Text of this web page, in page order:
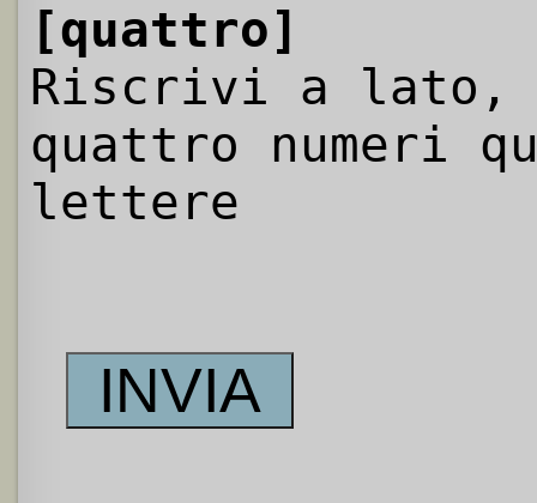
[quattro]
Riscrivi a
quattro numeri
lettere